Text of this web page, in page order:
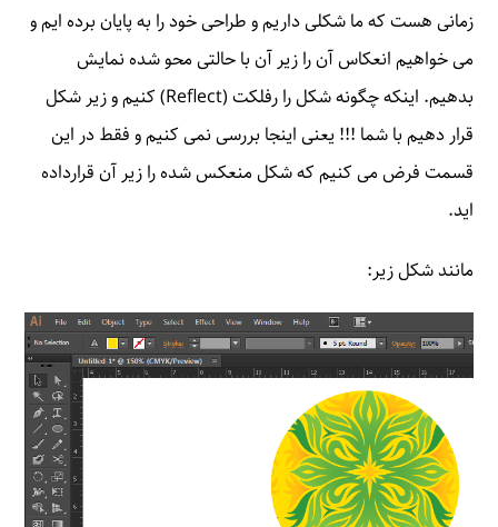
زمانی هست که ما شکلی داریم و طراحی خود را به پایان برده ایم و
می خواهیم انعکاس آن را زیر آن با حالتی محو شده نمایش
بدهیم. اینکه چگونه شکل را رفلکت (Reflect) کنیم و زیر شکل
قرار دهیم با شما !!! یعنی اینجا بررسی نمی کنیم و فقط در این
قسمت فرض می کنیم که شکل منعکس شده را زیر آن قرارداده
اید.
مانند شکل زیر: